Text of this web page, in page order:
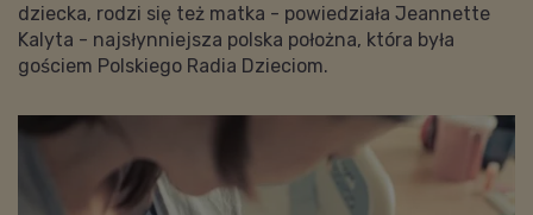
dziecka, rodzi się też matka - powiedziała Jeannette
Kalyta - najsłynniejsza polska położna, która była
gościem Polskiego Radia Dzieciom.